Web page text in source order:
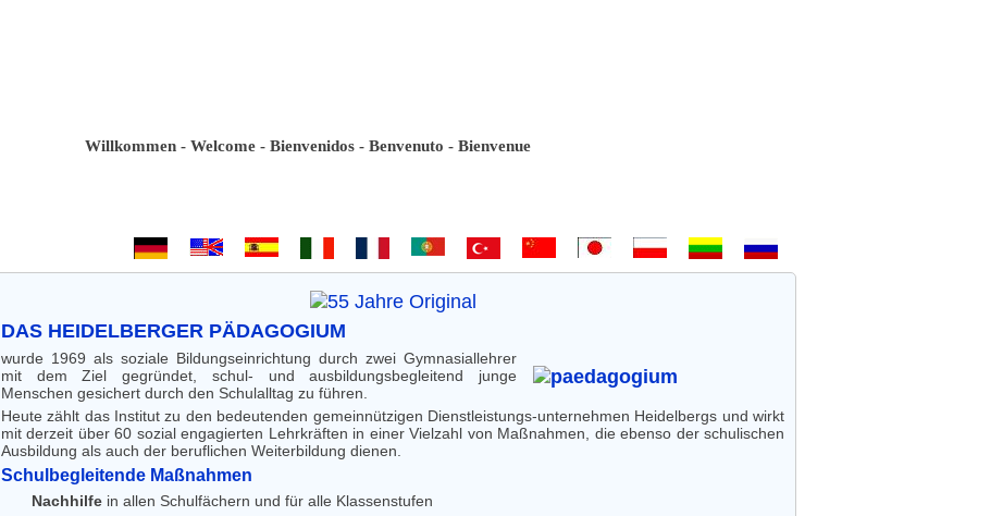
Willkommen - Welcome - Bienvenidos - Benvenuto - Bienvenue - Bem-vindo - Hoş geldiniz! - 欢迎 - ようこそ - Witamy - Sveiki
DAS HEIDELBERGER PÄDAGOGIUM
wurde 1969 als soziale Bildungseinrichtung durch zwei Gymnasiallehrer
mit dem Ziel gegründet, schul- und ausbildungsbegleitend junge
Menschen gesichert durch den Schulalltag zu führen.
Heute zählt das Institut zu den bedeutenden gemeinnützigen Dienstleistungs-unternehmen Heidelbergs und wirkt
mit derzeit über 60 sozial engagierten Lehrkräften in einer Vielzahl von Maßnahmen, die ebenso der schulischen
Ausbildung als auch der beruflichen Weiterbildung dienen.
Schulbegleitende Maßnahmen
Nachhilfe in allen Schulfächern und für alle Klassenstufen